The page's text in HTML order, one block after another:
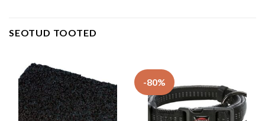
SEOTUD TOOTED
-80%